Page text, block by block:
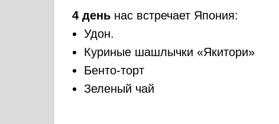
4 день нас встречает Япония:
Удон.
Куриные шашлычки «Якитори»
Бенто-торт
Зеленый чай